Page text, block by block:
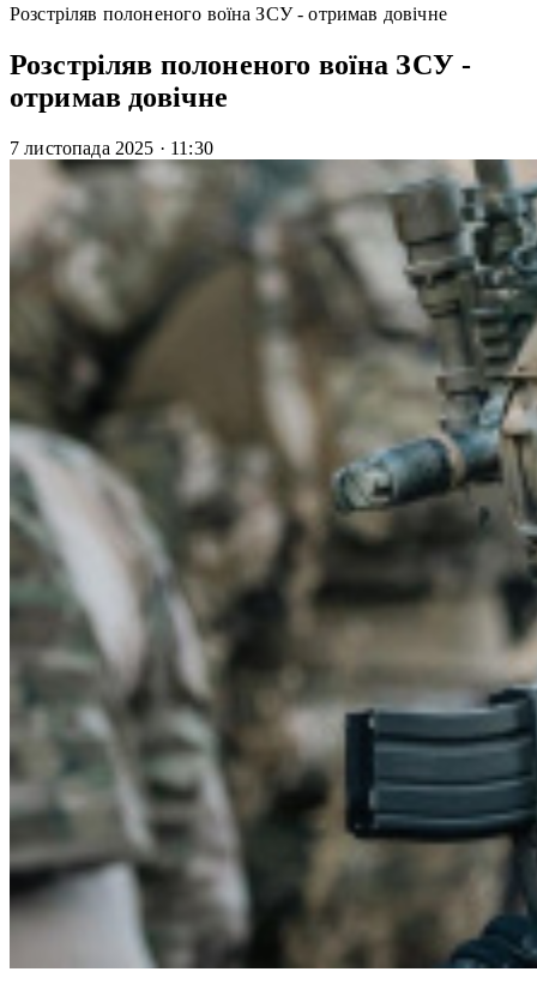
Розстріляв полоненого воїна ЗСУ - отримав довічне
Розстріляв полоненого воїна ЗСУ -
отримав довічне
7 листопада 2025 · 11:30